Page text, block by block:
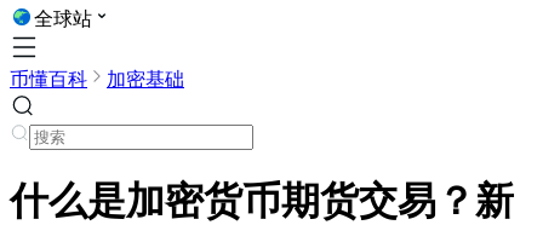
全球站
币懂百科 加密基础
什么是加密货币期货交易？新